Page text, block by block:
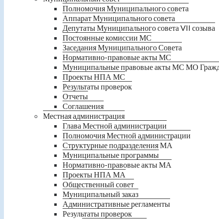
Полномочия Муниципального совета
Аппарат Муниципального совета
Депутаты Муниципального совета VII созыва
Постоянные комиссии МС
Заседания Муниципального Совета
Нормативно-правовые акты МС
Муниципальные правовые акты МС МО
Проекты НПА МС
Результаты проверок
Отчеты
Соглашения
Местная администрация
Глава Местной администрации
Полномочия Местной администрации
Структурные подразделения МА
Муниципальные программы
Нормативно-правовые акты МА
Проекты НПА МА
Общественный совет
Муниципальный заказ
Административные регламенты
Результаты проверок